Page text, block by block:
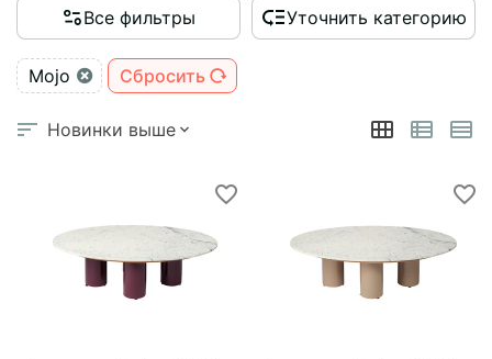
Все фильтры Уточнить категорию
Mojo Сбросить
Новинки выше